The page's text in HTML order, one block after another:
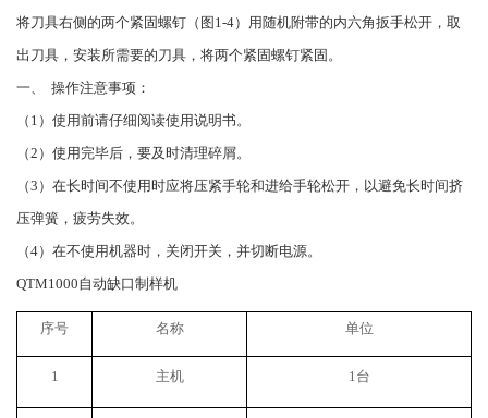
将刀具右侧的两个紧固螺钉（图1-4）用随机附带的内六角扳手松开，取
出刀具，安装所需要的刀具，将两个紧固螺钉紧固。
一、 操作注意事项：
（1）使用前请仔细阅读使用说明书。
（2）使用完毕后，要及时清理碎屑。
（3）在长时间不使用时应将压紧手轮和进给手轮松开，以避免长时间挤
压弹簧，疲劳失效。
（4）在不使用机器时，关闭开关，并切断电源。
QTM1000自动缺口制样机
序号 名称 单位
1 主机 1台